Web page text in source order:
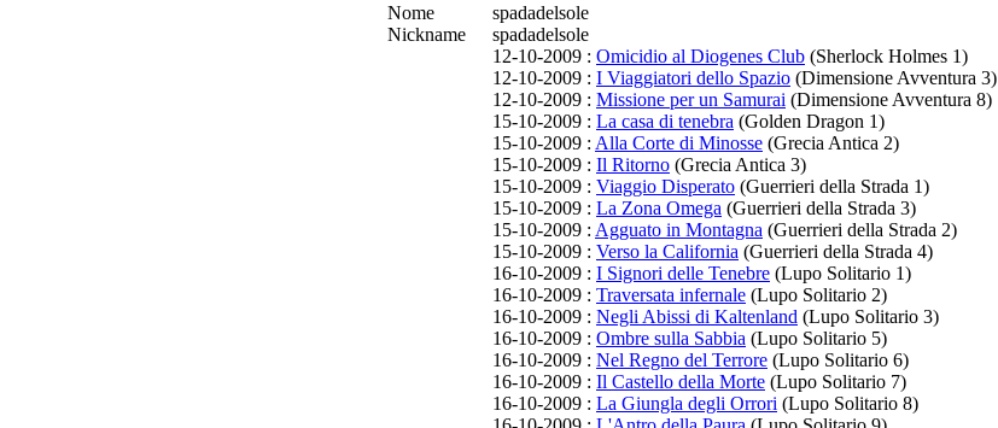
Nome
spadadelsole
Nickname
spadadelsole
12-10-2009 : Omicidio al Diogenes Club (Sherlock Holmes 1)
12-10-2009 : I Viaggiatori dello Spazio (Dimensione Avventura 3)
12-10-2009 : Missione per un Samurai (Dimensione Avventura 8)
15-10-2009 : La casa di tenebra (Golden Dragon 1)
15-10-2009 : Alla Corte di Minosse (Grecia Antica 2)
15-10-2009 : Il Ritorno (Grecia Antica 3)
15-10-2009 : Viaggio Disperato (Guerrieri della Strada 1)
15-10-2009 : La Zona Omega (Guerrieri della Strada 3)
15-10-2009 : Agguato in Montagna (Guerrieri della Strada 2)
15-10-2009 : Verso la California (Guerrieri della Strada 4)
16-10-2009 : I Signori delle Tenebre (Lupo Solitario 1)
16-10-2009 : Traversata infernale (Lupo Solitario 2)
16-10-2009 : Negli Abissi di Kaltenland (Lupo Solitario 3)
16-10-2009 : Ombre sulla Sabbia (Lupo Solitario 5)
16-10-2009 : Nel Regno del Terrore (Lupo Solitario 6)
16-10-2009 : Il Castello della Morte (Lupo Solitario 7)
16-10-2009 : La Giungla degli Orrori (Lupo Solitario 8)